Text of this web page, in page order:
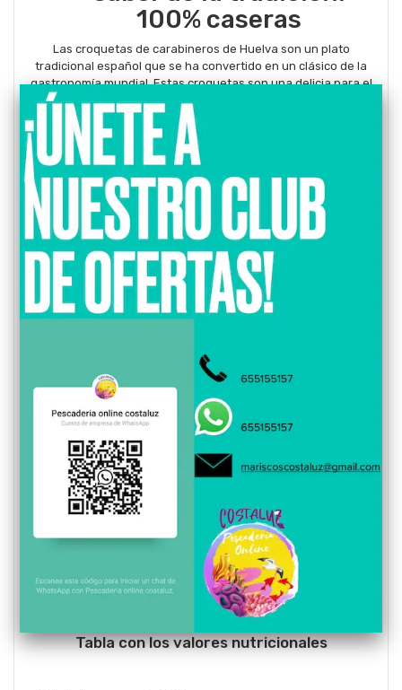
100% caseras
Las croquetas de carabineros de Huelva son un plato
tradicional español que se ha convertido en un clásico de la
gastronomía mundial. Estas croquetas son una delicia para el
paladar, pero además, tienen una serie de beneficios para la
salud.
En este artículo, vamos a explicar los beneficios que aportan
los ingredientes de las croquetas de atún y jamón ibérico de
Huelva, así como los beneficios de su conjunto. También
vamos a proporcionar una tabla con los valores nutricionales
de este plato.
Beneficios de la croquetade carabineros, ¡La
mejor opción para un picoteo saludable!
Los beneficios de la croqueta de carabineros se derivan de
los beneficios de sus ingredientes. Estos son algunos de los
beneficios que aporta este plato:
Las croquetas de atún y jamón ibérico
son una excelente fuente de proteínas, que son esenciales
para el crecimiento y la reparación de los tejidos.
Fuente de ácidos grasos omega-3:
jamón ibérico son una buena fuente de ácidos grasos omega-
3, que son importantes para la salud del corazón y del
cerebro.
Fuente de vitamina D:
Las croquetas de atún y jamón ibérico
son una buena fuente de vitamina D, que es importante para
la salud ósea.
Las croquetas de atún y jamón ibérico son
una buena fuente de hierro, que es importante para la
producción de hemoglobina, que transporta el oxígeno por
todo el cuerpo.
Fuente de zinc:Las croquetas de atún y jamón ibérico son
una buena fuente de zinc, que es importante para el sistema
Tabla con los valores nutricionales